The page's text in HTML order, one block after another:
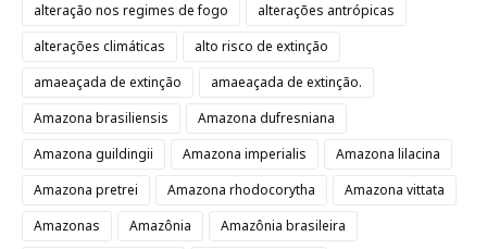
alteração nos regimes de fogo
alterações antrópicas
alterações climáticas
alto risco de extinção
amaeaçada de extinção
amaeaçada de extinção.
Amazona brasiliensis
Amazona dufresniana
Amazona guildingii
Amazona imperialis
Amazona lilacina
Amazona pretrei
Amazona rhodocorytha
Amazona vittata
Amazonas
Amazônia
Amazônia brasileira